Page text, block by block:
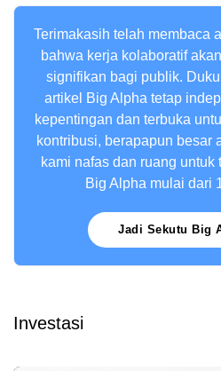
Terimakasih telah membaca
bahwa kerja kolaboratif
signifikan bagi publik.
artikel Big Alpha tetap
kepentingan dan terbuka
kontribusi, berapapun besar
kami nafas dan ruang untuk
Big Alpha mulai dari
Jadi Sekutu Big
Investasi